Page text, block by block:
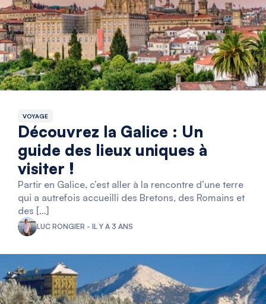
VOYAGE
Découvrez la Galice : Un
guide des lieux uniques à
visiter !
Partir en Galice, c’est aller à la rencontre d’une terre
qui a autrefois accueilli des Bretons, des Romains et
des […]
LUC RONGIER - IL Y A 3 ANS